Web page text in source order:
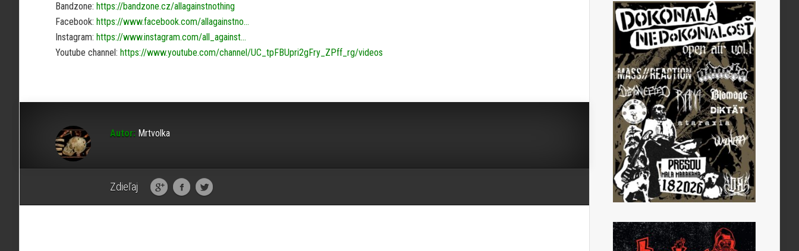
Bandzone: https://bandzone.cz/allagainstnothing​
Facebook: https://www.facebook.com/allagainstno…​
Instagram: https://www.instagram.com/all_against…
Youtube channel: https://www.youtube.com/channel/UC_tpFBUpri2gFry_ZPff_rg/videos
Autor: Mrtvolka
Zdieľaj